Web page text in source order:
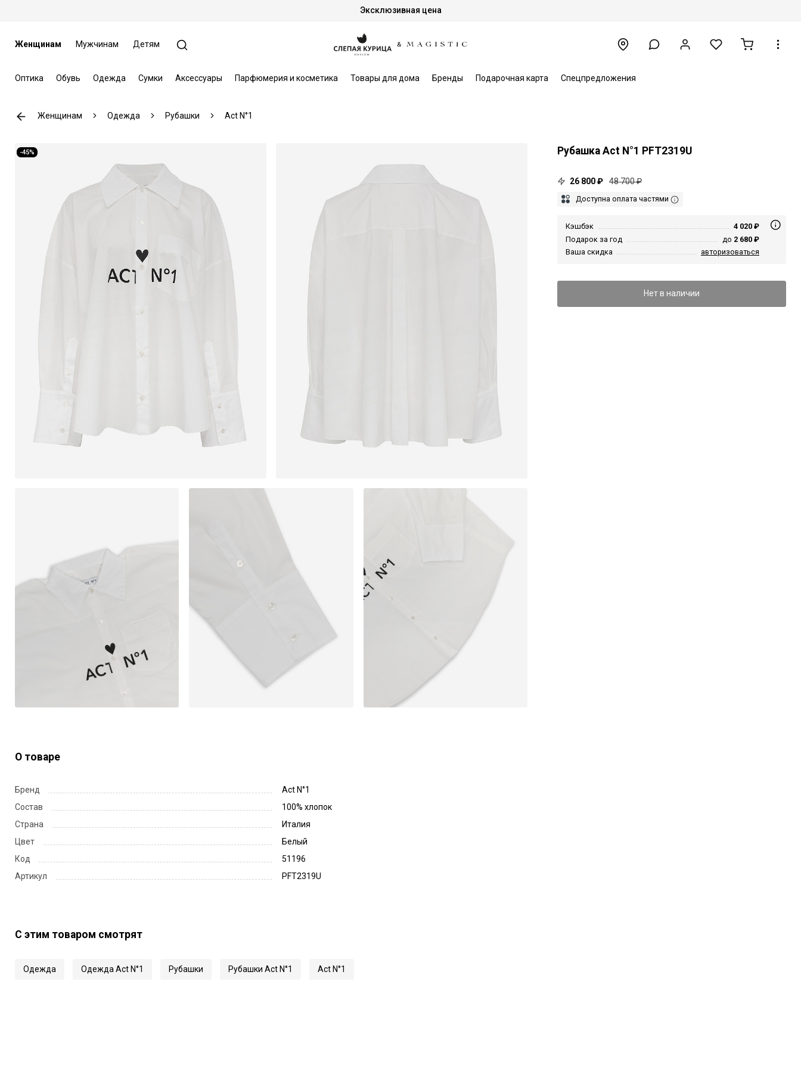
Эксклюзивная цена
Женщинам Мужчинам Детям
Оптика Обувь Одежда Сумки Аксессуары Парфюмерия и косметика Товары для дома Бренды Подарочная карта Спецпредложения
Женщинам Одежда Рубашки Act N°1
-45% Рубашка Act N°1 PFT2319U
26 800 ₽ 48 700 ₽
Доступна оплата частями
Кэшбэк
4 020 ₽
Подарок за год
до 2 680 ₽
Ваша скидка
авторизоваться
Нет в наличии
О товаре
Бренд
Act N°1
Состав
100% хлопок
Страна
Италия
Цвет
Белый
Код
51196
Артикул
PFT2319U
С этим товаром смотрят
Одежда Одежда Act N°1 Рубашки Рубашки Act N°1 Act N°1